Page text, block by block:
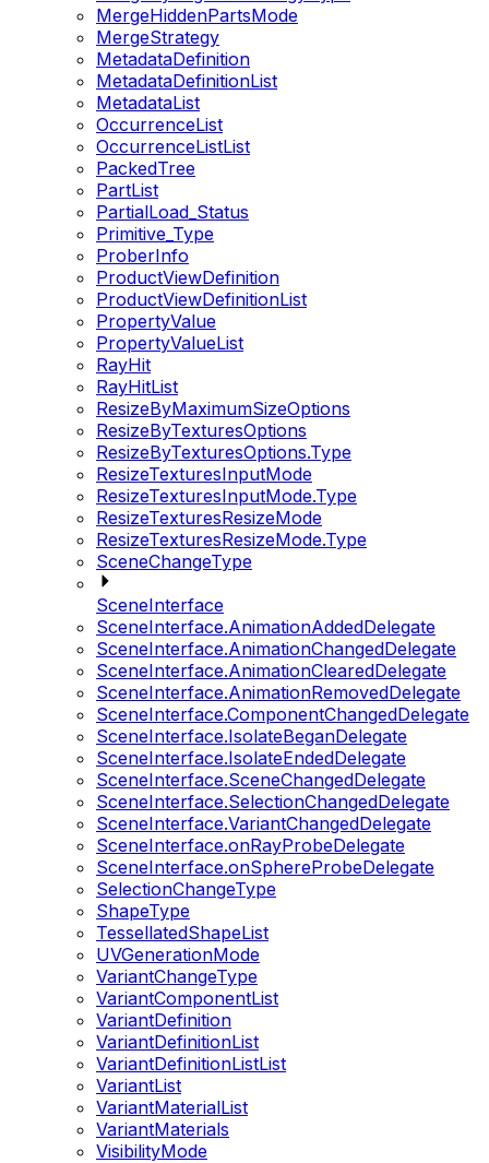
MergeHiddenPartsMode
MergeStrategy
MetadataDefinition
MetadataDefinitionList
MetadataList
OccurrenceList
OccurrenceListList
PackedTree
PartList
PartialLoad_Status
Primitive_Type
ProberInfo
ProductViewDefinition
ProductViewDefinitionList
PropertyValue
PropertyValueList
RayHit
RayHitList
ResizeByMaximumSizeOptions
ResizeByTexturesOptions
ResizeByTexturesOptions.Type
ResizeTexturesInputMode
ResizeTexturesInputMode.Type
ResizeTexturesResizeMode
ResizeTexturesResizeMode.Type
SceneChangeType
SceneInterface
SceneInterface.AnimationAddedDelegate
SceneInterface.AnimationChangedDelegate
SceneInterface.AnimationClearedDelegate
SceneInterface.AnimationRemovedDelegate
SceneInterface.ComponentChangedDelegate
SceneInterface.IsolateBeganDelegate
SceneInterface.IsolateEndedDelegate
SceneInterface.SceneChangedDelegate
SceneInterface.SelectionChangedDelegate
SceneInterface.VariantChangedDelegate
SceneInterface.onRayProbeDelegate
SceneInterface.onSphereProbeDelegate
SelectionChangeType
ShapeType
TessellatedShapeList
UVGenerationMode
VariantChangeType
VariantComponentList
VariantDefinition
VariantDefinitionList
VariantDefinitionListList
VariantList
VariantMaterialList
VariantMaterials
VisibilityMode